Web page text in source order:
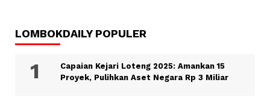
LOMBOKDAILY POPULER
Capaian Kejari Loteng 2025: Amankan 15
Proyek, Pulihkan Aset Negara Rp 3 Miliar